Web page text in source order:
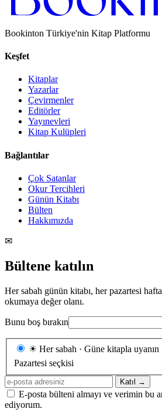
Bookinton Türkiye'nin Kitap Platformu
Keşfet
Kitaplar
Yazarlar
Çevirmenler
Editörler
Yayınevleri
Kitap Kulüpleri
Bağlantılar
Çok Satanlar
Okur Tercihleri
Günün Kitabı
Bülten
Hakkımızda
✉
Bültene katılın
Her sabah günün kitabı, her pazartesi
okumaya değer olanı.
Bunu boş bırakın
Gönderim
☀ Her sabah · Güne kitapla uyanın
Pazartesi seçkisi
E-
posta
adresiniz
Katıl →
E-posta bülteni almayı ve verimin bu
ediyorum.